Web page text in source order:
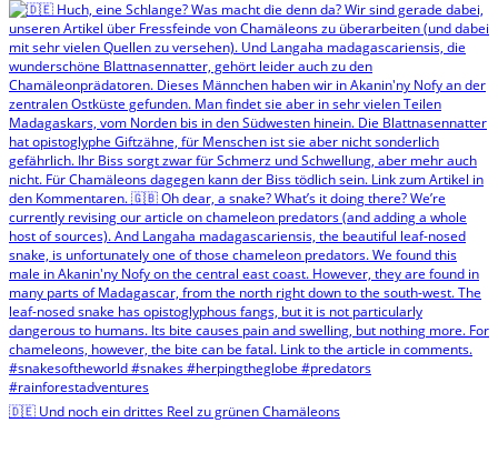
🇩🇪 Und noch ein drittes Reel zu grünen Chamäleons